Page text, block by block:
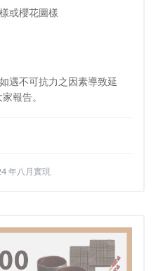
」
道德的行為」等等...
更不應該。
不再寸步難行，藉由這次
的災民們，讓他們知道
重拾再次往前的勇氣，我
或櫻花圖樣
遇不可抗力之因素導致延
報告。
年八月實現